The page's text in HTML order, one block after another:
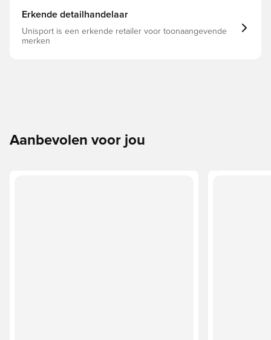
Erkende detailhandelaar
Unisport is een erkende retailer voor toonaangevende
merken
Aanbevolen voor jou